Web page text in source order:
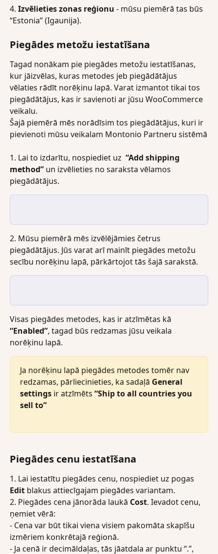
4. Izvēlieties zonas reģionu - mūsu piemērā tas būs
“Estonia” (Igaunija).
Piegādes metožu iestatīšana
Tagad nonākam pie piegādes metožu iestatīšanas,
kur jāizvēlas, kuras metodes jeb piegādātājus
vēlaties rādīt norēķinu lapā. Varat izmantot tikai tos
piegādātājus, kas ir savienoti ar jūsu WooCommerce
veikalu.
Šajā piemērā mēs norādīsim tos piegādātājus, kuri ir
pievienoti mūsu veikalam Montonio Partneru sistēmā
1. Lai to izdarītu, nospiediet uz “Add shipping
method” un izvēlieties no saraksta vēlamos
piegādātājus.
2. Mūsu piemērā mēs izvēlējāmies četrus
piegādātājus. Jūs varat arī mainīt piegādes metožu
secību norēķinu lapā, pārkārtojot tās šajā sarakstā.
Visas piegādes metodes, kas ir atzīmētas kā
“Enabled”, tagad būs redzamas jūsu veikala
norēķinu lapā.
Ja norēķinu lapā piegādes metodes tomēr nav
redzamas, pārliecinieties, ka sadaļā General
settings ir atzīmēts “Ship to all countries you
sell to”
Piegādes cenu iestatīšana
1. Lai iestatītu piegādes cenu, nospiediet uz pogas
Edit blakus attiecīgajam piegādes variantam.
2. Piegādes cena jānorāda laukā Cost. Ievadot cenu,
ņemiet vērā:
- Cena var būt tikai viena visiem pakomāta skapīšu
izmēriem konkrētajā reģionā.
- Ja cenā ir decimāldaļas, tās jāatdala ar punktu “.”,